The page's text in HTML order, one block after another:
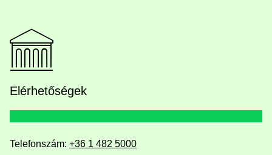
Elérhetőségek
Telefonszám: +36 1 482 5000